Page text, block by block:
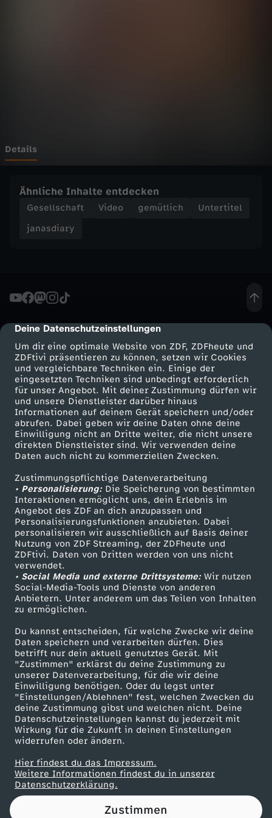
cmp-dialog-description
Deine Datenschutzeinstellungen
Um dir eine optimale Website von ZDF, ZDFheute und
ZDFtivi präsentieren zu können, setzen wir Cookies
und vergleichbare Techniken ein. Einige der
eingesetzten Techniken sind unbedingt erforderlich
für unser Angebot. Mit deiner Zustimmung dürfen wir
und unsere Dienstleister darüber hinaus
Informationen auf deinem Gerät speichern und/oder
abrufen. Dabei geben wir deine Daten ohne deine
Einwilligung nicht an Dritte weiter, die nicht unsere
direkten Dienstleister sind. Wir verwenden deine
Daten auch nicht zu kommerziellen Zwecken.
Zustimmungspflichtige Datenverarbeitung
• Personalisierung:Die Speicherung von bestimmten
Interaktionen ermöglicht uns, dein Erlebnis im
Angebot des ZDF an dich anzupassen und
Personalisierungsfunktionen anzubieten. Dabei
personalisieren wir ausschließlich auf Basis deiner
Nutzung von ZDF Streaming, der ZDFheute und
ZDFtivi. Daten von Dritten werden von uns nicht
verwendet.
• Social Media und externe Drittsysteme:Wir nutzen
Social-Media-Tools und Dienste von anderen
Anbietern. Unter anderem um das Teilen von Inhalten
zu ermöglichen.
Du kannst entscheiden, für welche Zwecke wir deine
Daten speichern und verarbeiten dürfen. Dies
betrifft nur dein aktuell genutztes Gerät. Mit
"Zustimmen" erklärst du deine Zustimmung zu
unserer Datenverarbeitung, für die wir deine
Einwilligung benötigen. Oder du legst unter
"Einstellungen/Ablehnen" fest, welchen Zwecken du
deine Zustimmung gibst und welchen nicht. Deine
Datenschutzeinstellungen kannst du jederzeit mit
Wirkung für die Zukunft in deinen Einstellungen
widerrufen oder ändern.
Hier findest du das Impressum.
Weitere Informationen findest du in unserer
Datenschutzerklärung.
Zustimmen
Y
P
I
H
E
L
T
E
R
N
m
i
t
m
e
i
n
e
r
M
U
Details
Ähnliche Inhalte entdecken
Gesellschaft Video gemütlich
Untertitel
janasdiary
Mehr ZDF
ZDF-Apps
Smart TV
ZDFtext
Livestreams
Sendungen A-Z
TV-Programm
Service
ZDFmitreden
Kontakt zum ZDF
Tickets
Zuschauerservice
Hilfe
ZDF Unternehmen
Karriere
ZDF goes Schule
Werbefernsehen
Mainzelmännchen
Partner